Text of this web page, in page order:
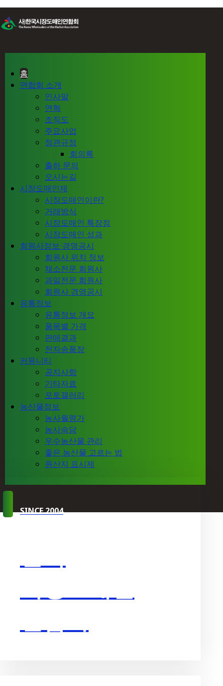
홈
연합회 소개
인사말
연혁
조직도
주요사업
정관규정
회의록
출하 문의
오시는길
시장도매인제
시장도매인이란?
거래방식
시장도매인 특장점
시장도매인 성과
회원사정보⋅경영공시
회원사 위치 정보
채소전문 회원사
과일전문 회원사
회원사 경영공시
유통정보
유통정보 개요
품목별 가격
판매결과
전자송품장
커뮤니티
공지사항
기타자료
포토갤러리
농산물정보
농사월령가
농사속담
우수농산물 관리
좋은 농산물 고르는 법
원산지 표시제
SINCE 2004